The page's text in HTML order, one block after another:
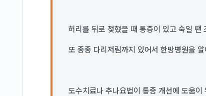
허리를 뒤로 젖혔을 때 통증이 있고 숙일 땐
또 종종 다리저림까지 있어서 한방병원을
도수치료나 추나요법이 통증 개선에 도움